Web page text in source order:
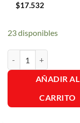
$17.532
23 disponibles
AÑADIR AL
CARRITO